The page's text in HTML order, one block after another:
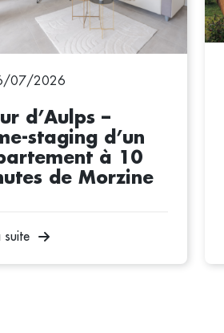
07/2026
d’Aulps –
staging d’un
à 10
de Morzine
suite